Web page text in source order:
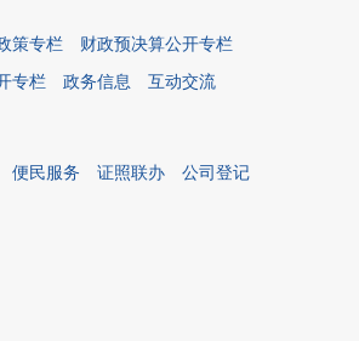
策专栏
财政预决算公开专栏
专栏
政务信息 互动交流
便民服务 证照联办
公司登记